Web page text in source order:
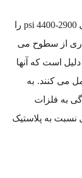
psi را
از سطوح می
است که آنها
می کنند. به
به فلزات
نسبت به پلاستیک